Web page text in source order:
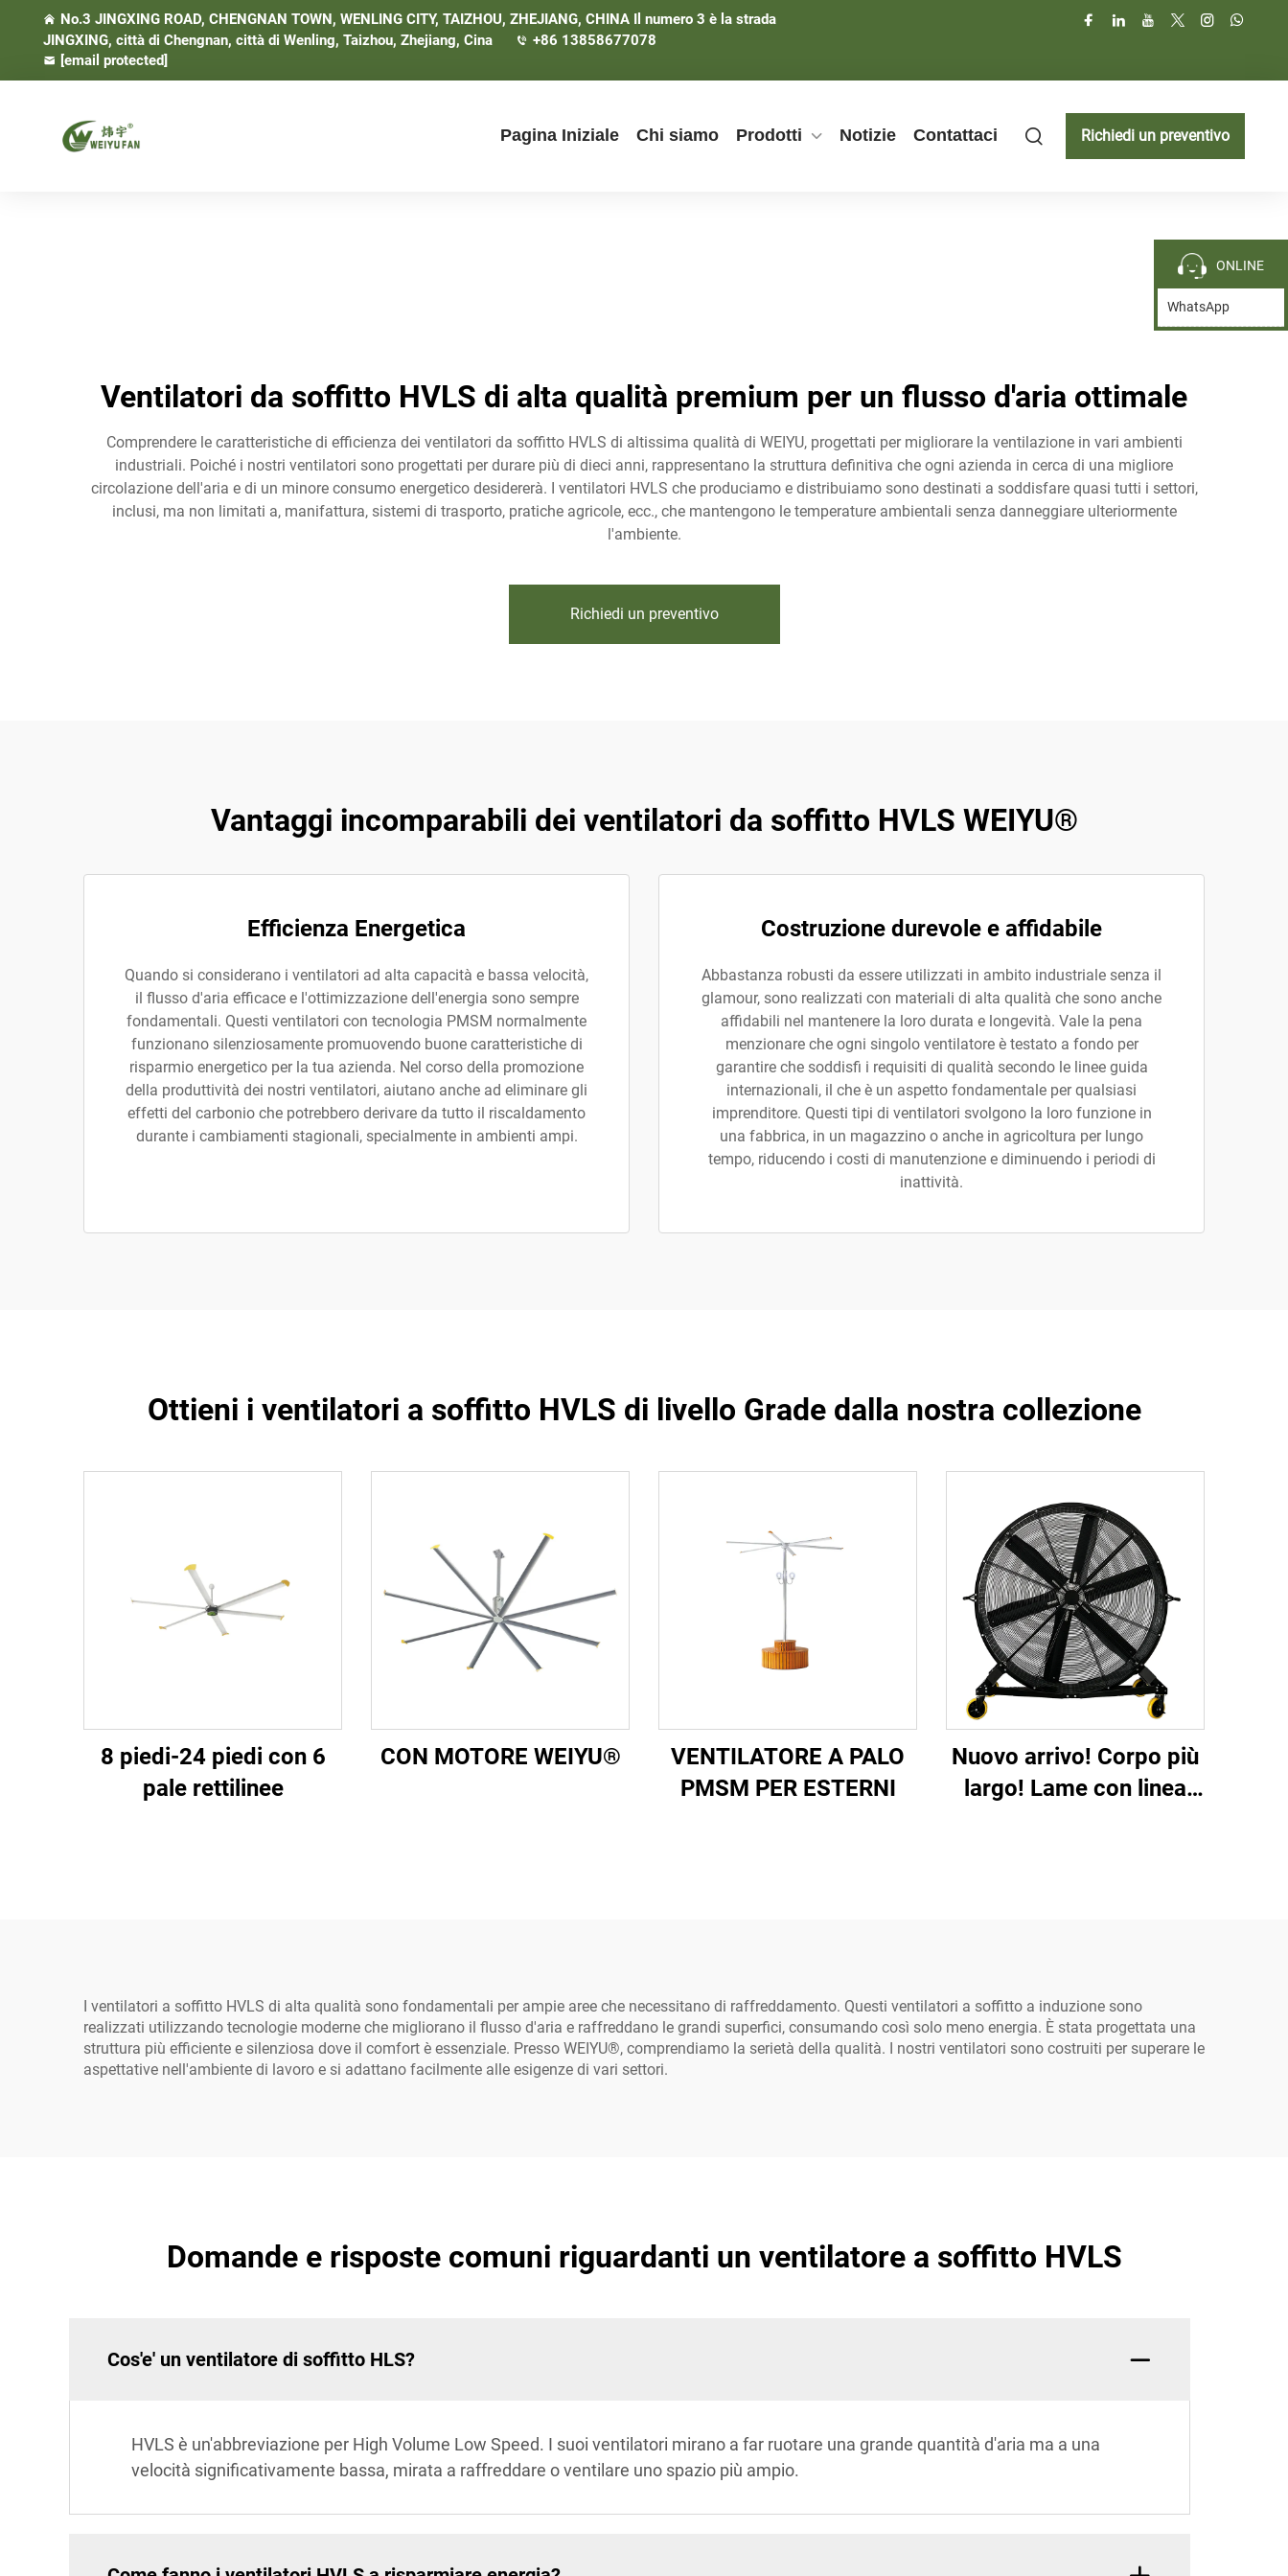
No.3 JINGXING ROAD, CHENGNAN TOWN, WENLING CITY, TAIZHOU, ZHEJIANG, CHINA Il numero 3 è la strada
JINGXING, città di Chengnan, città di Wenling, Taizhou, Zhejiang, Cina
+86 13858677078
[email protected]
Pagina Iniziale Chi siamo Prodotti Notizie Contattaci Richiedi un preventivo
Ventilatori da soffitto HVLS di alta qualità premium per un flusso d'aria ottimale
Comprendere le caratteristiche di efficienza dei ventilatori da soffitto HVLS di altissima qualità di WEIYU, progettati per migliorare la ventilazione in vari ambienti
industriali. Poiché i nostri ventilatori sono progettati per durare più di dieci anni, rappresentano la struttura definitiva che ogni azienda in cerca di una migliore
circolazione dell'aria e di un minore consumo energetico desidererà. I ventilatori HVLS che produciamo e distribuiamo sono destinati a soddisfare quasi tutti i settori,
inclusi, ma non limitati a, manifattura, sistemi di trasporto, pratiche agricole, ecc., che mantengono le temperature ambientali senza danneggiare ulteriormente
l'ambiente.
Richiedi un preventivo
Vantaggi incomparabili dei ventilatori da soffitto HVLS WEIYU®
Efficienza Energetica
Quando si considerano i ventilatori ad alta capacità e bassa velocità,
il flusso d'aria efficace e l'ottimizzazione dell'energia sono sempre
fondamentali. Questi ventilatori con tecnologia PMSM normalmente
funzionano silenziosamente promuovendo buone caratteristiche di
risparmio energetico per la tua azienda. Nel corso della promozione
della produttività dei nostri ventilatori, aiutano anche ad eliminare gli
effetti del carbonio che potrebbero derivare da tutto il riscaldamento
durante i cambiamenti stagionali, specialmente in ambienti ampi.
Costruzione durevole e affidabile
Abbastanza robusti da essere utilizzati in ambito industriale senza il
glamour, sono realizzati con materiali di alta qualità che sono anche
affidabili nel mantenere la loro durata e longevità. Vale la pena
menzionare che ogni singolo ventilatore è testato a fondo per
garantire che soddisfi i requisiti di qualità secondo le linee guida
internazionali, il che è un aspetto fondamentale per qualsiasi
imprenditore. Questi tipi di ventilatori svolgono la loro funzione in
una fabbrica, in un magazzino o anche in agricoltura per lungo
tempo, riducendo i costi di manutenzione e diminuendo i periodi di
inattività.
Ottieni i ventilatori a soffitto HVLS di livello Grade dalla nostra collezione
8 piedi-24 piedi con 6
pale rettilinee
CON MOTORE WEIYU®
VENTILATORE A PALO
PMSM PER ESTERNI
Nuovo arrivo! Corpo più
largo! Lame con linea
I ventilatori a soffitto HVLS di alta qualità sono fondamentali per ampie aree che necessitano di raffreddamento. Questi ventilatori a soffitto a induzione sono
realizzati utilizzando tecnologie moderne che migliorano il flusso d'aria e raffreddano le grandi superfici, consumando così solo meno energia. È stata progettata una
struttura più efficiente e silenziosa dove il comfort è essenziale. Presso WEIYU®, comprendiamo la serietà della qualità. I nostri ventilatori sono costruiti per superare le
aspettative nell'ambiente di lavoro e si adattano facilmente alle esigenze di vari settori.
Domande e risposte comuni riguardanti un ventilatore a soffitto HVLS
Cos'e' un ventilatore di soffitto HLS?
HVLS è un'abbreviazione per High Volume Low Speed. I suoi ventilatori mirano a far ruotare una grande quantità d'aria ma a una
velocità significativamente bassa, mirata a raffreddare o ventilare uno spazio più ampio.
ONLINE
WhatsApp